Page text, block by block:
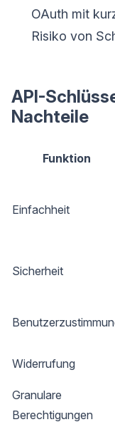
OAuth mit
Risiko von
API-
Nachteile
Funktion
Einfachheit
Sicherheit
Widerrufung
Granulare
Berechtigungen